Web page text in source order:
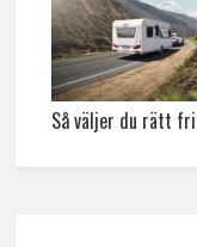
Så väljer du rätt